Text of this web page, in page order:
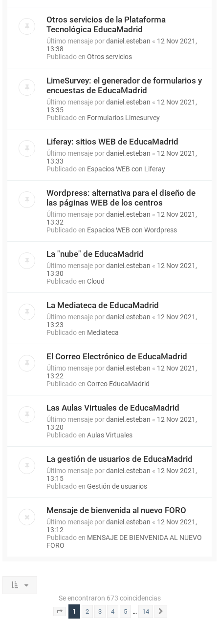
Otros servicios de la Plataforma
Tecnológica EducaMadrid
Último mensaje pordaniel.esteban « 12 Nov 2021,
13:38
Publicado en Otros servicios
LimeSurvey: el generador de formularios y
encuestas de EducaMadrid
Último mensaje pordaniel.esteban « 12 Nov 2021,
13:35
Publicado en Formularios Limesurvey
Liferay: sitios WEB de EducaMadrid
Último mensaje pordaniel.esteban « 12 Nov 2021,
13:33
Publicado en Espacios WEB con Liferay
Wordpress: alternativa para el diseño de
las páginas WEB de los centros
Último mensaje pordaniel.esteban « 12 Nov 2021,
13:32
Publicado en Espacios WEB con Wordpress
La "nube" de EducaMadrid
Último mensaje pordaniel.esteban « 12 Nov 2021,
13:30
Publicado en Cloud
La Mediateca de EducaMadrid
Último mensaje pordaniel.esteban « 12 Nov 2021,
13:23
Publicado en Mediateca
El Correo Electrónico de EducaMadrid
Último mensaje pordaniel.esteban « 12 Nov 2021,
13:22
Publicado en Correo EducaMadrid
Las Aulas Virtuales de EducaMadrid
Último mensaje pordaniel.esteban « 12 Nov 2021,
13:20
Publicado en Aulas Virtuales
La gestión de usuarios de EducaMadrid
Último mensaje pordaniel.esteban « 12 Nov 2021,
13:15
Publicado en Gestión de usuarios
Mensaje de bienvenida al nuevo FORO
Último mensaje pordaniel.esteban « 12 Nov 2021,
13:12
Publicado en MENSAJE DE BIENVENIDA AL NUEVO
FORO
Se encontraron 673 coincidencias
Página 1de 14
1 2 3 4 5 … 14